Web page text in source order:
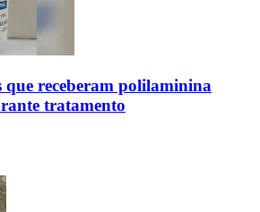
que receberam polilaminina
tratamento